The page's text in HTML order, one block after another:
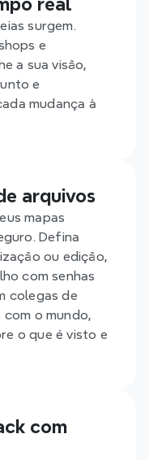
real
surgem.
e
a sua visão,
e
mudança à
arquivos
mapas
Defina
ou edição,
com senhas
colegas de
o mundo,
o que é visto e
com